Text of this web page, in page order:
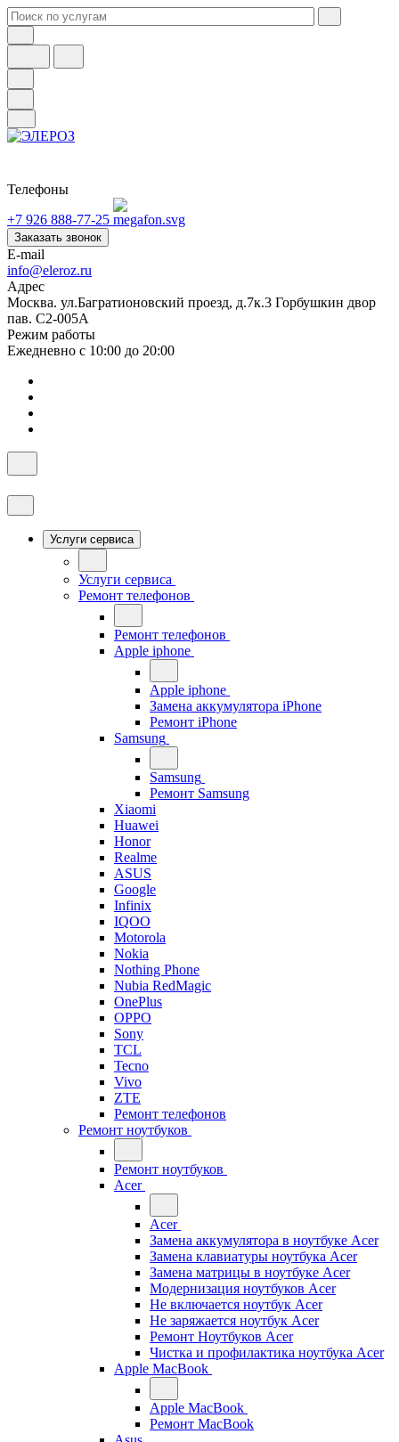
Телефоны
+7 926 888-77-25
Заказать звонок
E-mail
info@eleroz.ru
Адрес
Москва. ул.Багратионовский проезд, д.7к.3 Горбушкин двор
пав. C2-005A
Режим работы
Ежедневно с 10:00 до 20:00
Услуги сервиса
Услуги сервиса
Ремонт телефонов
Ремонт телефонов
Apple iphone
Apple iphone
Замена аккумулятора iPhone
Ремонт iPhone
Samsung
Samsung
Ремонт Samsung
Xiaomi
Huawei
Honor
Realme
ASUS
Google
Infinix
IQOO
Motorola
Nokia
Nothing Phone
Nubia RedMagic
OnePlus
OPPO
Sony
TCL
Tecno
Vivo
ZTE
Ремонт телефонов
Ремонт ноутбуков
Ремонт ноутбуков
Acer
Acer
Замена аккумулятора в ноутбуке Acer
Замена клавиатуры ноутбука Acer
Замена матрицы в ноутбуке Acer
Модернизация ноутбуков Acer
Не включается ноутбук Acer
Не заряжается ноутбук Acer
Ремонт Ноутбуков Acer
Чистка и профилактика ноутбука Acer
Apple MacBook
Apple MacBook
Ремонт MacBook